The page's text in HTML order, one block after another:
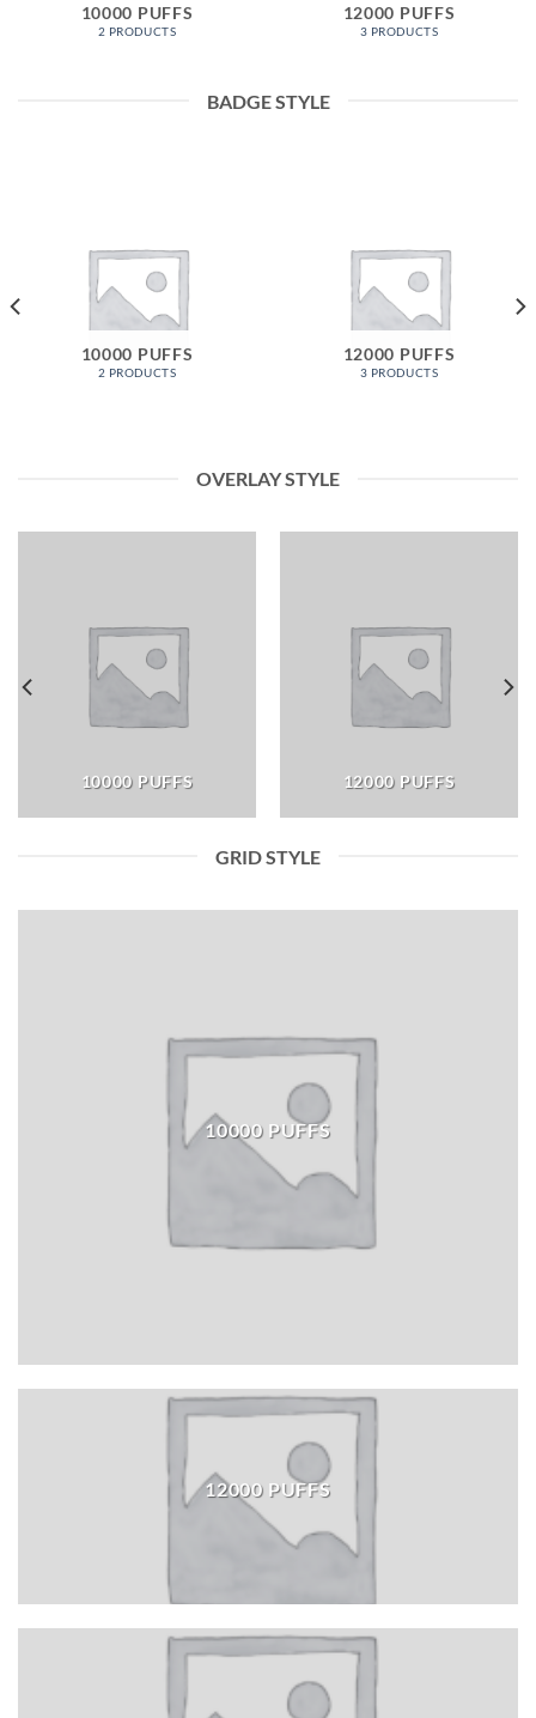
10000 PUFFS
2 PRODUCTS
12000 PUFFS
3 PRODUCTS
BADGE STYLE
10000 PUFFS
2 PRODUCTS
12000 PUFFS
3 PRODUCTS
OVERLAY STYLE
10000 PUFFS 12000 PUFFS
GRID STYLE
10000 PUFFS
12000 PUFFS